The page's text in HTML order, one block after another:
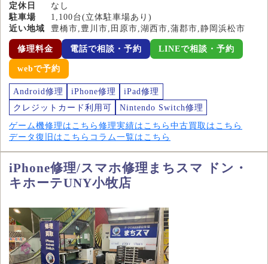
定休日
なし
駐車場
1,100台(立体駐車場あり)
近い地域
豊橋市,豊川市,田原市,湖西市,蒲郡市,静岡浜松市
修理料金 電話で相談・予約 LINEで相談・予約
webで予約
Android修理 iPhone修理
iPad修理
クレジットカード利用可
Nintendo Switch修理
ゲーム機修理はこちら 修理実績はこちら 中古買取はこちら
データ復旧はこちら コラム一覧はこちら
iPhone修理/スマホ修理まちスマ ドン・
キホーテUNY小牧店